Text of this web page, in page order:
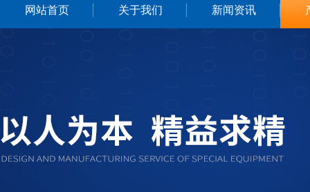
网站首页 关于我们 新闻资讯